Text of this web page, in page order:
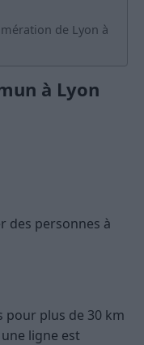
de Lyon à
à Lyon
des personnes à
pour plus de 30 km
ligne est